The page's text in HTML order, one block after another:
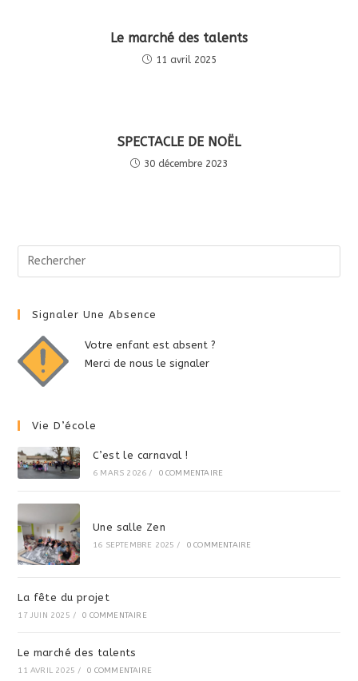
Le marché des talents
11 avril 2025
SPECTACLE DE NOËL
30 décembre 2023
Signaler Une Absence
Votre enfant est absent ?
Merci de nous le signaler
Vie D’école
C’est le carnaval !
6 MARS 2026 / 0 COMMENTAIRE
Une salle Zen
16 SEPTEMBRE 2025 / 0 COMMENTAIRE
La fête du projet
17 JUIN 2025 / 0 COMMENTAIRE
Le marché des talents
11 AVRIL 2025 / 0 COMMENTAIRE